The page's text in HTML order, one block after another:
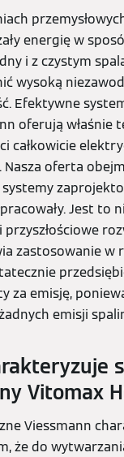
energię w
i z czystym
wysoką
Efektywne
oferują właśnie
całkowicie
Nasza oferta
Jest to
zastosowanie w
za emisję,
emisji
Vitomax
Viessmann
że do